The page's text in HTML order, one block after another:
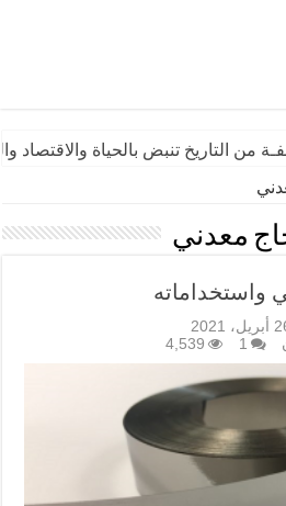
من التاريخ تنبض بالحياة والاقتصاد
معدني
واستخداماته
2021
1
4,539